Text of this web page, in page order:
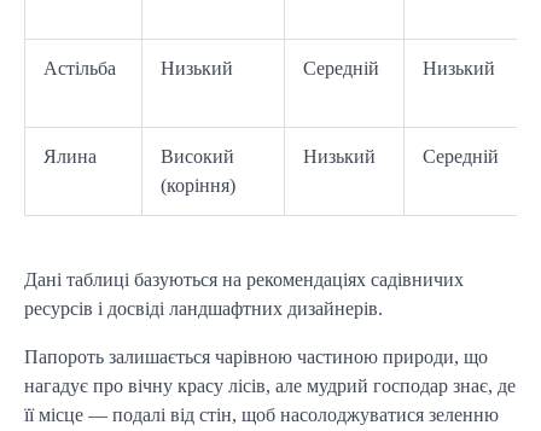
Астільба Низький Середній Низький
Ялина
Високий
(коріння)
Низький Середній
Дані таблиці базуються на рекомендаціях садівничих
ресурсів і досвіді ландшафтних дизайнерів.
Папороть залишається чарівною частиною природи, що
нагадує про вічну красу лісів, але мудрий господар знає, де
її місце — подалі від стін, щоб насолоджуватися зеленню